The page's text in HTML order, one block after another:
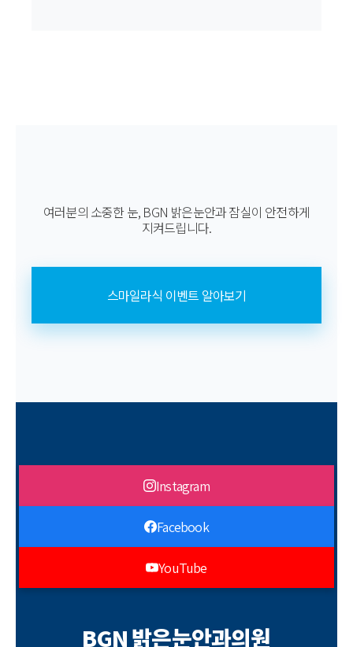
여러분의 소중한 눈, BGN 밝은눈안과 잠실이 안전하게
지켜드립니다.
스마일라식 이벤트 알아보기
Instagram
Facebook
YouTube
BGN 밝은눈안과의원